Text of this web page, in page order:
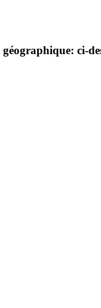
ci-